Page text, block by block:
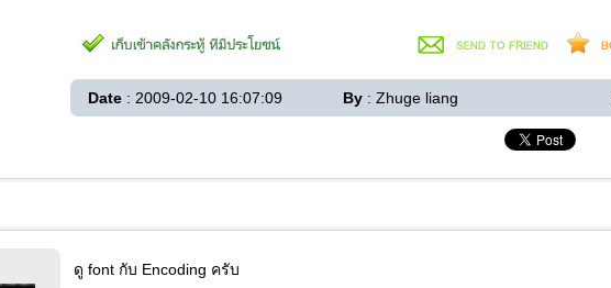
Date : 2009-02-10 16:07:09 By : Zhuge liang
ดู font กับ Encoding ครับ